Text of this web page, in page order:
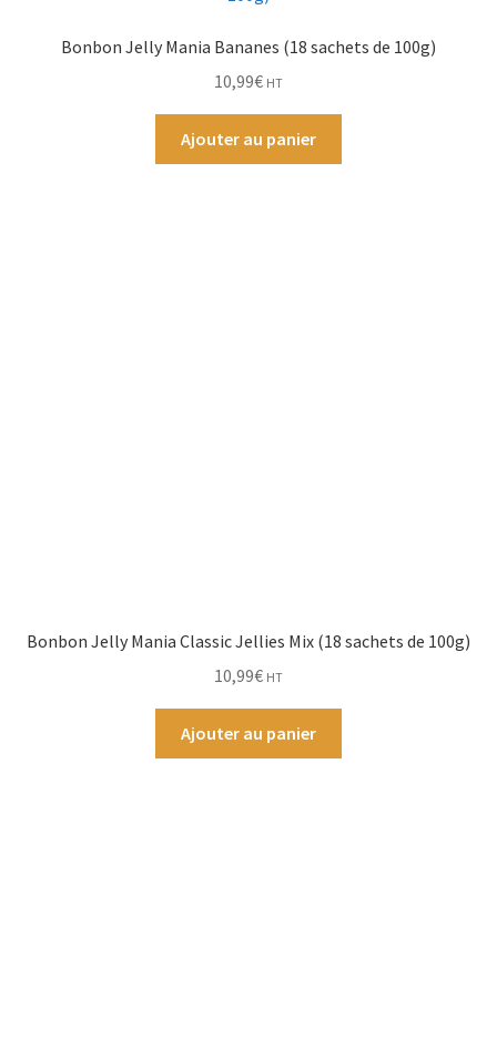
Bonbon Jelly Mania Bananes (18 sachets de 100g)
10,99€ HT
Ajouter au panier
Bonbon Jelly Mania Classic Jellies Mix (18 sachets de 100g)
10,99€ HT
Ajouter au panier